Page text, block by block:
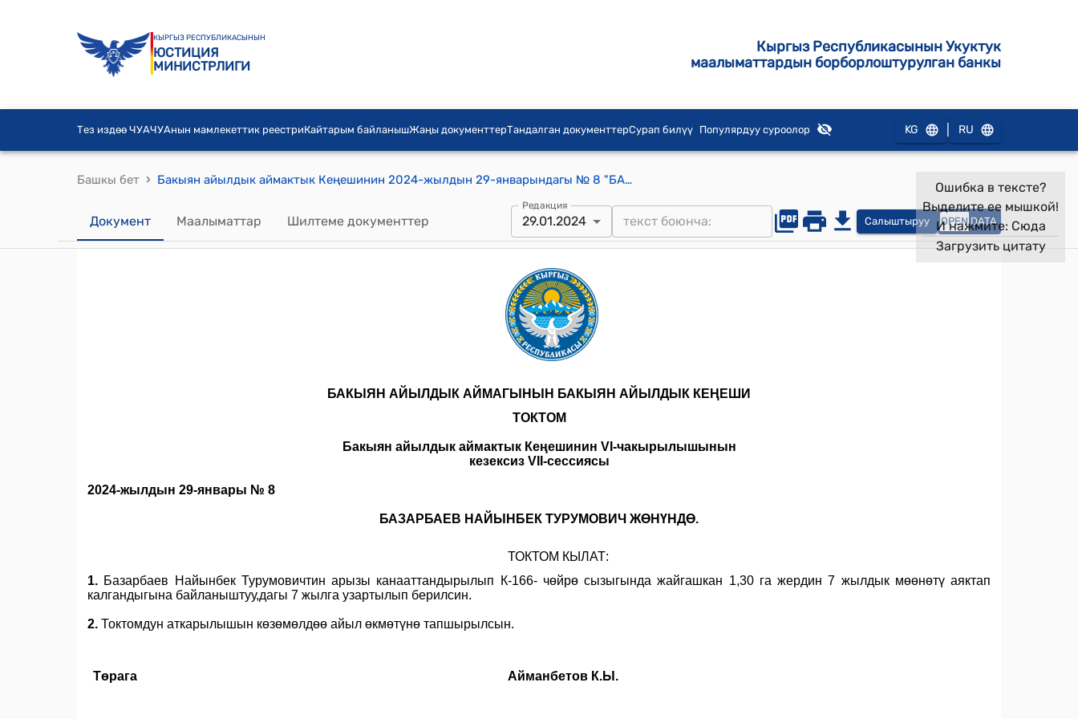
КЫРГЫЗ РЕСПУБЛИКАСЫНЫН
ЮСТИЦИЯ
МИНИСТРЛИГИ
Кыргыз Республикасынын Укуктук
маалыматтардын борборлоштурулган банкы
Тез издөө ЧУАЧУАнын мамлекеттик реестриКайтарым байланышЖаңы документтерТандалган документтерСурап билүү Популярдуу суроолор KG RU
Башкы бет › Бакыян айылдык аймактык Кеңешинин 2024-жылдын 29-январындагы № 8 "БАЗАРБАЕВ НАЙЫНБЕК ТУРУМОВИЧ ЖӨНҮНДӨ" токтому
Документ Маалыматтар Шилтеме документтер
Редакция
29.01.2024 Салыштыруу OPEN DATA
Ошибка в тексте?
Выделите ее мышкой!
И нажмите: Сюда
Загрузить цитату